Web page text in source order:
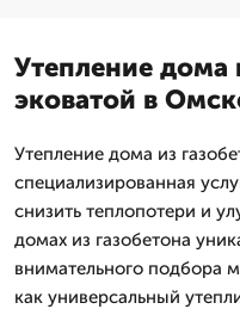
Утепление дома
эковатой в
Утепление дома из
специализированная
снизить теплопотери и
домах из газобетона
внимательного подбора
как универсальный